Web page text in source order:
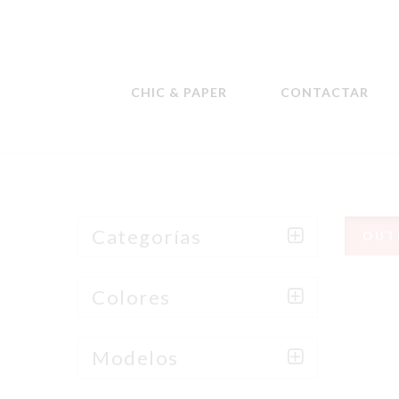
CHIC & PAPER CONTACTAR
Categorías
Colores
Modelos